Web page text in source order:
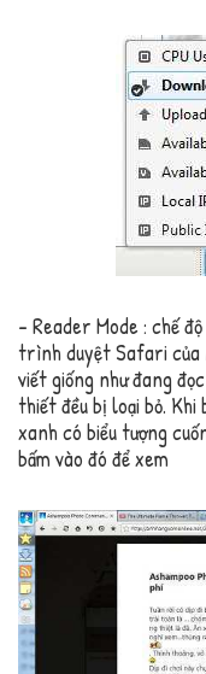
– Reader Mode : chế
trình duyệt Safari của
viết giống như đang
thiết đều bị loại bỏ.
xanh có biểu tượng
bấm vào đó để xem